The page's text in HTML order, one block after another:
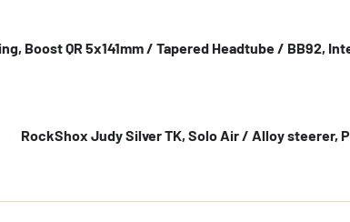
Boost QR 5x141mm / Tapered Headtube / BB92,
RockShox Judy Silver TK, Solo Air / Alloy steerer,